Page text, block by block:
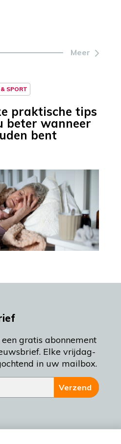
Meer
SPORT
praktische tips
beter wanneer
bent
gratis abonnement
Elke vrijdag-
in uw mailbox.
Verzend